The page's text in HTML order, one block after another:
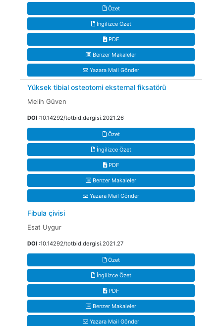
Özet
İngilizce Özet
PDF
Benzer Makaleler
Yazara Mail Gönder
Yüksek tibial osteotomi eksternal fiksatörü
Melih Güven
DOI :10.14292/totbid.dergisi.2021.26
Özet
İngilizce Özet
PDF
Benzer Makaleler
Yazara Mail Gönder
Fibula çivisi
Esat Uygur
DOI :10.14292/totbid.dergisi.2021.27
Özet
İngilizce Özet
PDF
Benzer Makaleler
Yazara Mail Gönder